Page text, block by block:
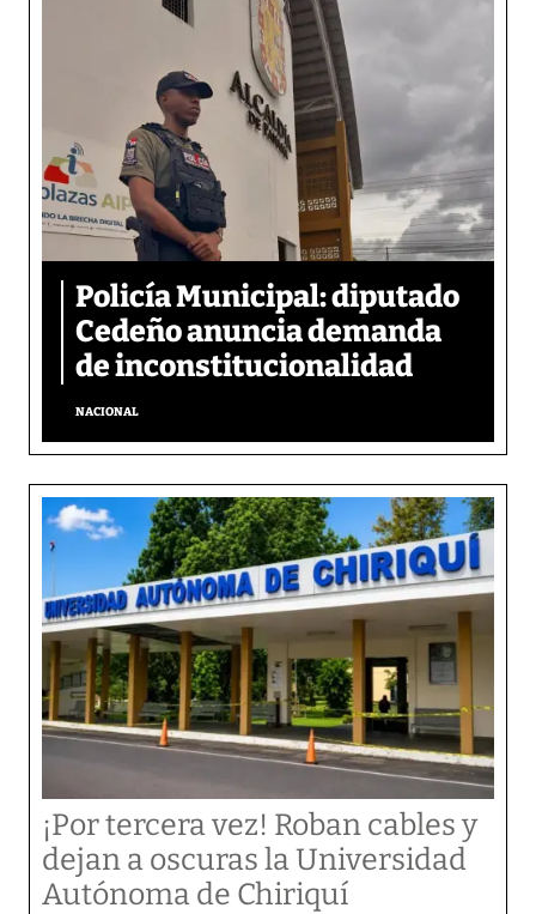
Policía Municipal: diputado
Cedeño anuncia demanda
de inconstitucionalidad
NACIONAL
¡Por tercera vez! Roban cables y
dejan a oscuras la Universidad
Autónoma de Chiriquí